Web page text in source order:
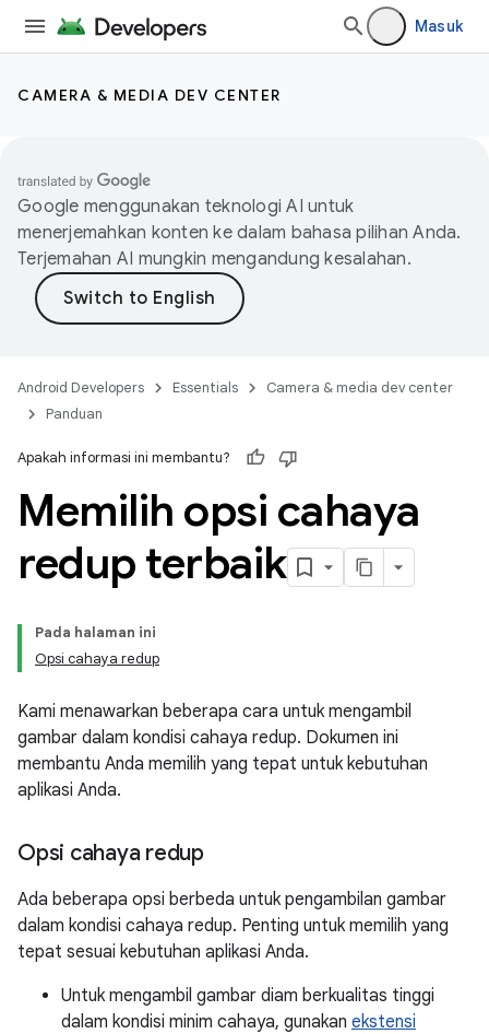
Masuk
CAMERA & MEDIA DEV CENTER
Google menggunakan teknologi AI untuk
menerjemahkan konten ke dalam bahasa pilihan Anda.
Terjemahan AI mungkin mengandung kesalahan.
Android Developers Essentials
Camera & media dev center
Panduan
Apakah informasi ini membantu?
Memilih opsi cahaya
redup terbaik
Pada halaman ini
Opsi cahaya redup
Kami menawarkan beberapa cara untuk mengambil
gambar dalam kondisi cahaya redup. Dokumen ini
membantu Anda memilih yang tepat untuk kebutuhan
aplikasi Anda.
Opsi cahaya redup
Ada beberapa opsi berbeda untuk pengambilan gambar
dalam kondisi cahaya redup. Penting untuk memilih yang
tepat sesuai kebutuhan aplikasi Anda.
Untuk mengambil gambar diam berkualitas tinggi
dalam kondisi minim cahaya, gunakan ekstensi